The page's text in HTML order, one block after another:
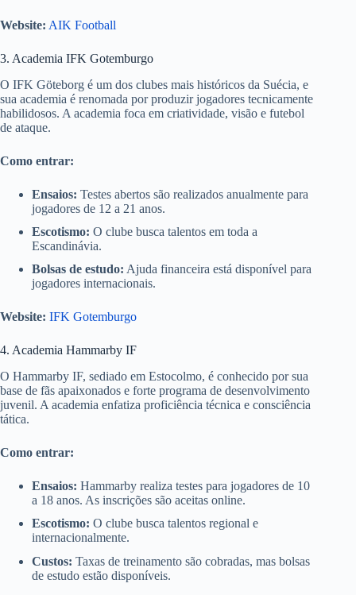
Website: AIK Football
3. Academia IFK Gotemburgo
O IFK Göteborg é um dos clubes mais históricos da Suécia, e
sua academia é renomada por produzir jogadores tecnicamente
habilidosos. A academia foca em criatividade, visão e futebol
de ataque.
Como entrar:
Ensaios: Testes abertos são realizados anualmente para
jogadores de 12 a 21 anos.
Escotismo: O clube busca talentos em toda a
Escandinávia.
Bolsas de estudo: Ajuda financeira está disponível para
jogadores internacionais.
Website: IFK Gotemburgo
4. Academia Hammarby IF
O Hammarby IF, sediado em Estocolmo, é conhecido por sua
base de fãs apaixonados e forte programa de desenvolvimento
juvenil. A academia enfatiza proficiência técnica e consciência
tática.
Como entrar:
Ensaios: Hammarby realiza testes para jogadores de 10
a 18 anos. As inscrições são aceitas online.
Escotismo: O clube busca talentos regional e
internacionalmente.
Custos: Taxas de treinamento são cobradas, mas bolsas
de estudo estão disponíveis.